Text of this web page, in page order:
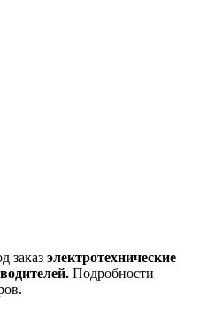
заказ электротехнические
Подробности